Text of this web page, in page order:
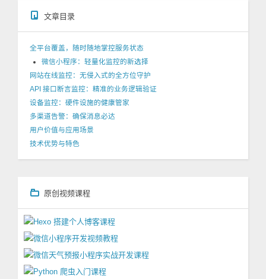
文章目录
全平台覆盖，随时随地掌控服务状态
微信小程序：轻量化监控的新选择
网站在线监控：无侵入式的全方位守护
API 接口断言监控：精准的业务逻辑验证
设备监控：硬件设施的健康管家
多渠道告警：确保消息必达
用户价值与应用场景
技术优势与特色
原创视频课程